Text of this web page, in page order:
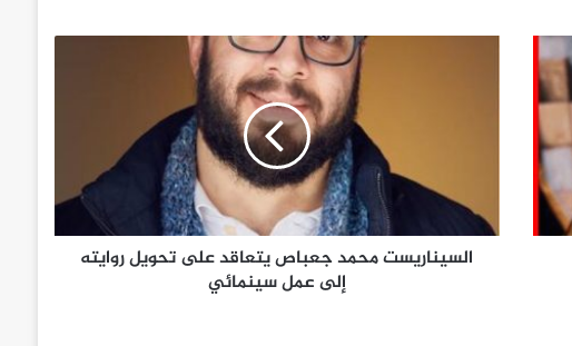
س
السيناريست محمد جعباص يتعاقد على تحويل روايته
إلى عمل سينمائي